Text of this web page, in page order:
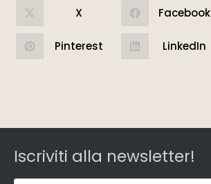
X Facebook
Pinterest LinkedIn
Iscriviti alla newsletter!